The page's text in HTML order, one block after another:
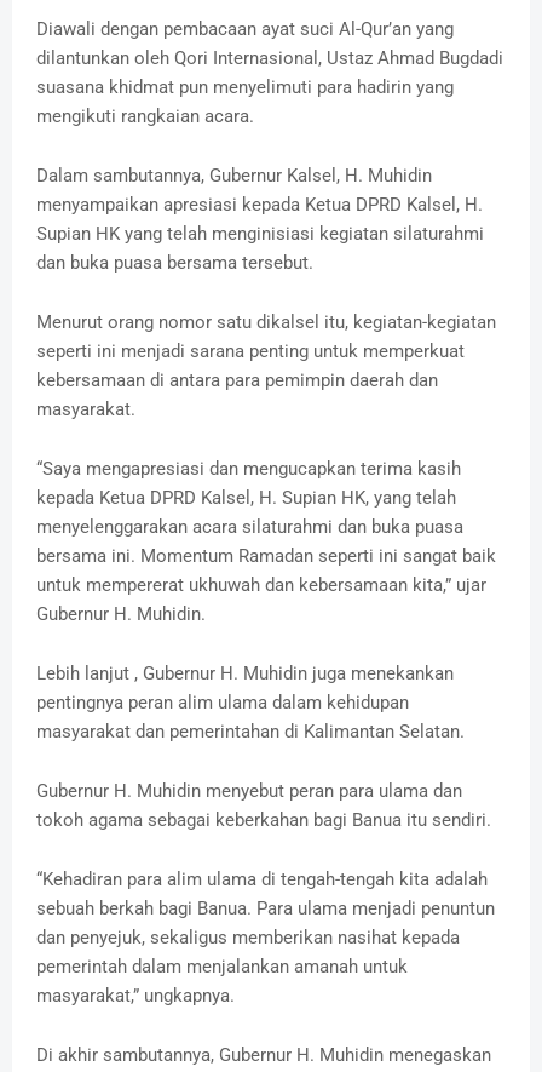
Diawali dengan pembacaan ayat suci Al-Qur’an yang
dilantunkan oleh Qori Internasional, Ustaz Ahmad Bugdadi
suasana khidmat pun menyelimuti para hadirin yang
mengikuti rangkaian acara.
Dalam sambutannya, Gubernur Kalsel, H. Muhidin
menyampaikan apresiasi kepada Ketua DPRD Kalsel, H.
Supian HK yang telah menginisiasi kegiatan silaturahmi
dan buka puasa bersama tersebut.
Menurut orang nomor satu dikalsel itu, kegiatan-kegiatan
seperti ini menjadi sarana penting untuk memperkuat
kebersamaan di antara para pemimpin daerah dan
masyarakat.
“Saya mengapresiasi dan mengucapkan terima kasih
kepada Ketua DPRD Kalsel, H. Supian HK, yang telah
menyelenggarakan acara silaturahmi dan buka puasa
bersama ini. Momentum Ramadan seperti ini sangat baik
untuk mempererat ukhuwah dan kebersamaan kita,” ujar
Gubernur H. Muhidin.
Lebih lanjut , Gubernur H. Muhidin juga menekankan
pentingnya peran alim ulama dalam kehidupan
masyarakat dan pemerintahan di Kalimantan Selatan.
Gubernur H. Muhidin menyebut peran para ulama dan
tokoh agama sebagai keberkahan bagi Banua itu sendiri.
“Kehadiran para alim ulama di tengah-tengah kita adalah
sebuah berkah bagi Banua. Para ulama menjadi penuntun
dan penyejuk, sekaligus memberikan nasihat kepada
pemerintah dalam menjalankan amanah untuk
masyarakat,” ungkapnya.
Di akhir sambutannya, Gubernur H. Muhidin menegaskan